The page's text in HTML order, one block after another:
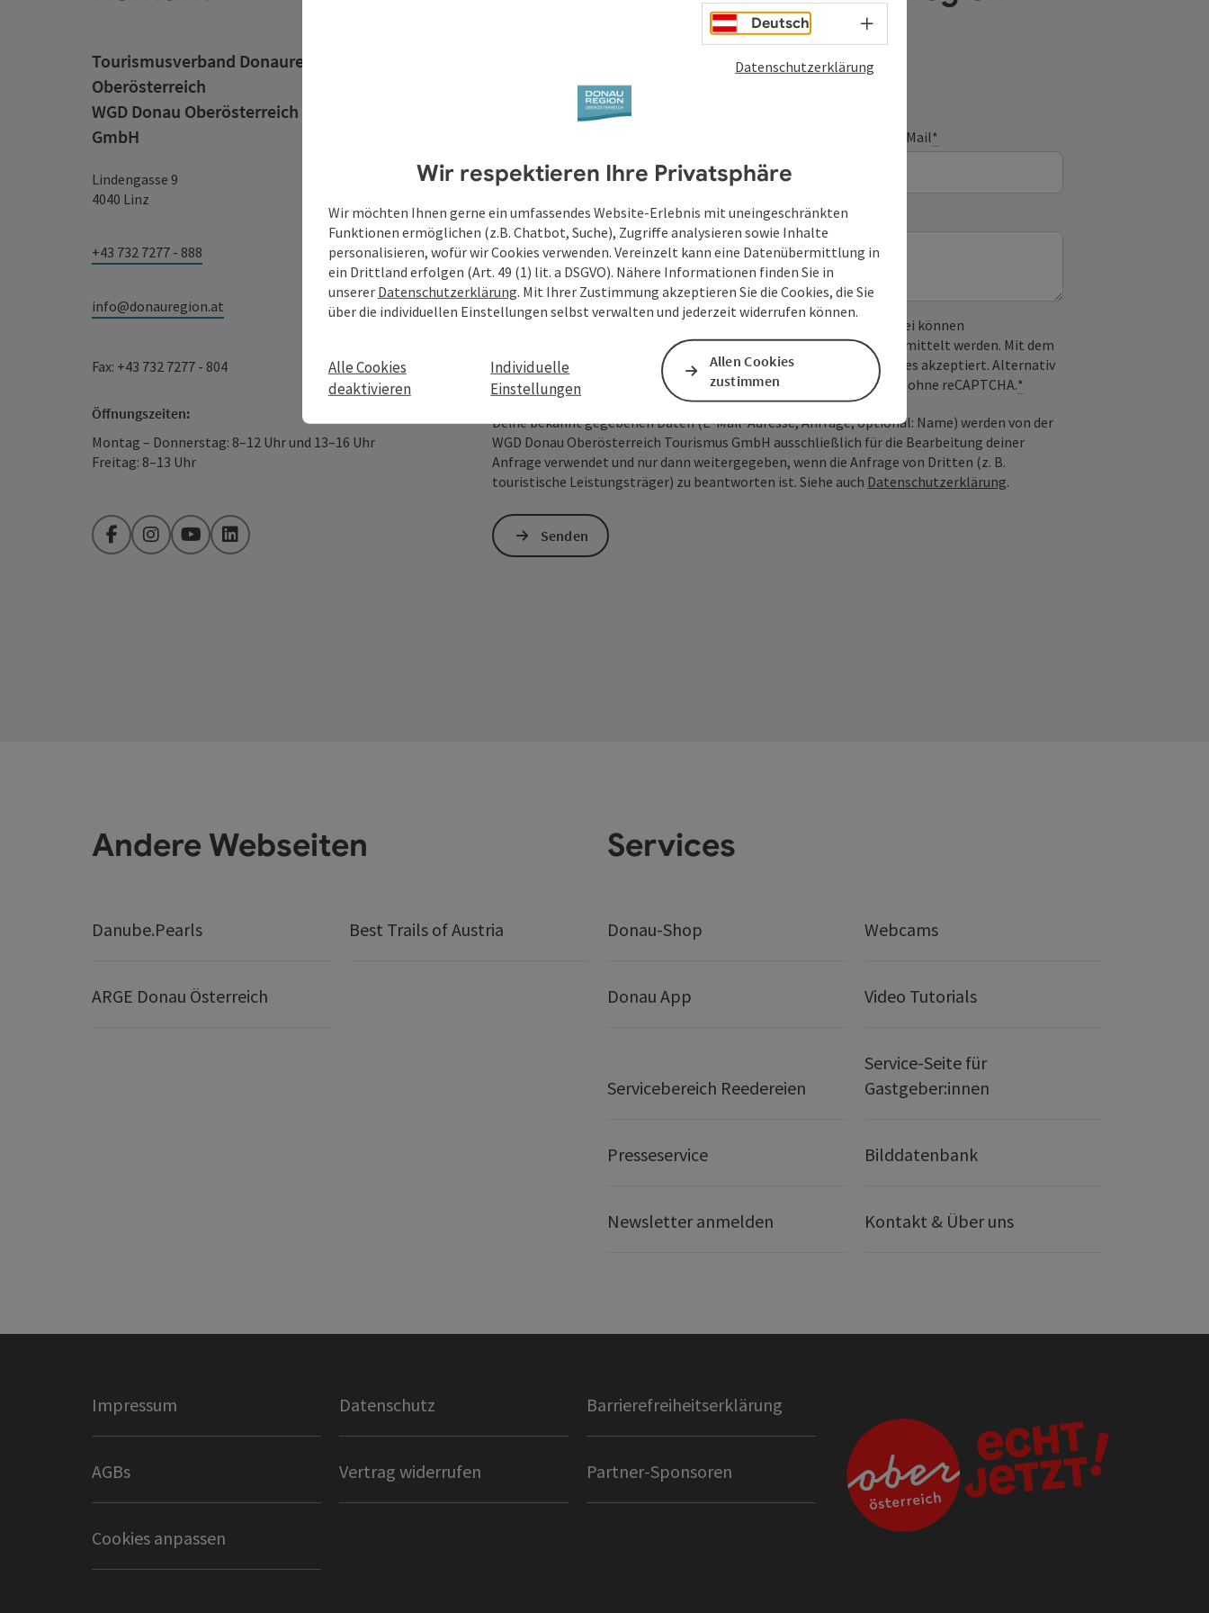
Tourismusverband Donauregion
Oberösterreich
WGD Donau Oberösterreich Tourismus
GmbH
Lindengasse 9
4040 Linz
+43 732 7277 - 888
info@donauregion.at
Fax: +43 732 7277 - 804
Öffnungszeiten:
Montag – Donnerstag: 8–12 Uhr und 13–16 Uhr
Freitag: 8–13 Uhr
FacebookInstagramYouTubeLinkedIn
Oberösterreich
sind Pflichtfelder
E-Mail*
Unverbindliche Anfrage*
Zum Schutz vor Spam wird Google reCAPTCHA verwendet. Dabei können
personenbezogene Daten (z. B. die IP-Adresse) an Google übermittelt werden. Mit dem
Absenden des Formulars werden die dafür erforderlichen Cookies akzeptiert. Alternativ
ist eine Kontaktaufnahme jederzeit per E-Mail möglich – ganz ohne reCAPTCHA.*
Deine bekannt gegebenen Daten (E-Mail-Adresse, Anfrage; optional: Name) werden von der
WGD Donau Oberösterreich Tourismus GmbH ausschließlich für die Bearbeitung deiner
Anfrage verwendet und nur dann weitergegeben, wenn die Anfrage von Dritten (z. B.
touristische Leistungsträger) zu beantworten ist. Siehe auch Datenschutzerklärung.
Senden
Andere Webseiten
Danube.Pearls Best Trails of Austria
ARGE Donau Österreich
Services
Donau-Shop Webcams
Donau App Video Tutorials
Servicebereich Reedereien
Service-Seite für
Gastgeber:innen
Presseservice Bilddatenbank
Newsletter anmelden Kontakt & Über uns
Impressum Datenschutz Barrierefreiheitserklärung
AGBs Vertrag widerrufen Partner-Sponsoren
Cookies anpassen
Deutsch Sprachwahl - Menü öffnen
Datenschutzerklärung
Wir respektieren Ihre Privatsphäre
Wir möchten Ihnen gerne ein umfassendes Website-Erlebnis mit uneingeschränkten
Funktionen ermöglichen (z.B. Chatbot, Suche), Zugriffe analysieren sowie Inhalte
personalisieren, wofür wir Cookies verwenden. Vereinzelt kann eine Datenübermittlung in
ein Drittland erfolgen (Art. 49 (1) lit. a DSGVO). Nähere Informationen finden Sie in
unserer Datenschutzerklärung. Mit Ihrer Zustimmung akzeptieren Sie die Cookies, die Sie
über die individuellen Einstellungen selbst verwalten und jederzeit widerrufen können.
Alle Cookies
deaktivieren
Individuelle
Einstellungen
Allen Cookies
zustimmen